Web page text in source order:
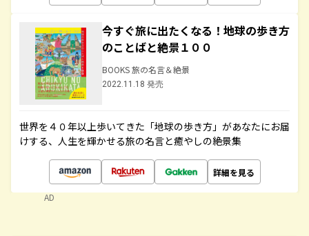
今すぐ旅に出たくなる！地球の歩き方
のことばと絶景１００
BOOKS 旅の名言＆絶景
2022.11.18 発売
世界を４０年以上歩いてきた「地球の歩き方」があなたにお届
けする、人生を輝かせる旅の名言と癒やしの絶景集
詳細を見る
AD